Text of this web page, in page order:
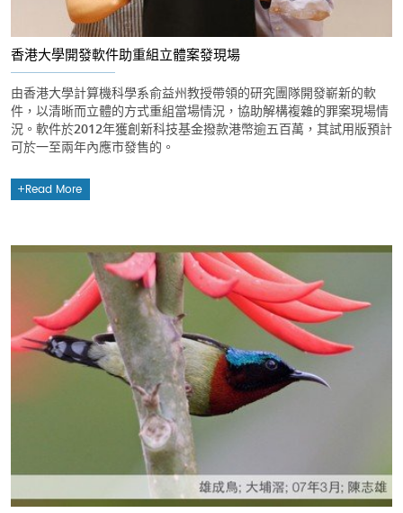
香港大學開發軟件助重組立體案發現場
由香港大學計算機科學系俞益州教授帶領的研究團隊開發嶄新的軟
件，以清晰而立體的方式重組當場情況，協助解構複雜的罪案現場情
況。軟件於2012年獲創新科技基金撥款港幣逾五百萬，其試用版預計
可於一至兩年內應市發售的。
Read More